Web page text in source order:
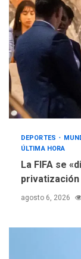
DEPORTES
ÚLTIMA HORA
La FIFA se
privatización
agosto 6, 2026